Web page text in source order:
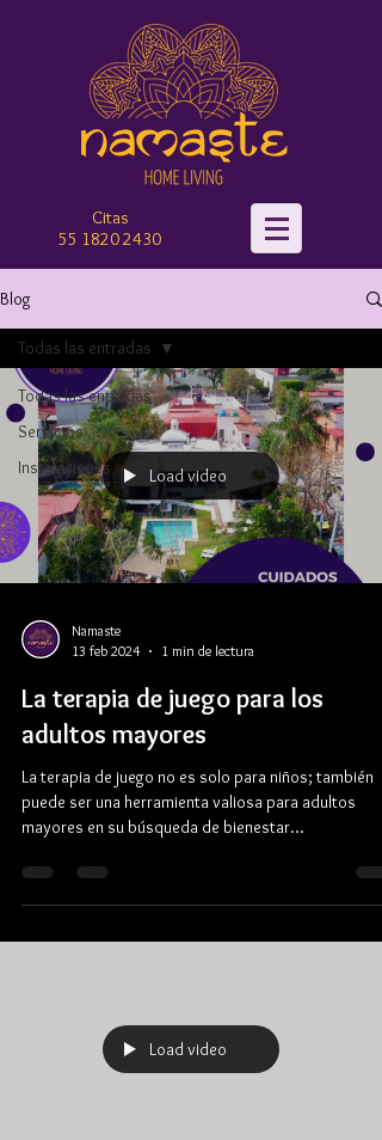
Citas
55 1820 2430‬
Blog
Todas las entradas
Servicios
Instalaciones
Todas las entradas
Load video
Namaste
13 feb 2024
1 min de lectura
La terapia de juego para los
adultos mayores
La terapia de juego no es solo para niños; también
puede ser una herramienta valiosa para adultos
mayores en su búsqueda de bienestar...
Load video